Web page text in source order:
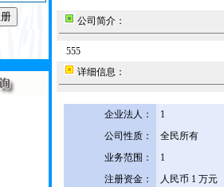
公司简介：
555
详细信息：
企业法人：
1
公司性质：
全民所有
业务范围：
1
注册资金：
人民币 1 万元